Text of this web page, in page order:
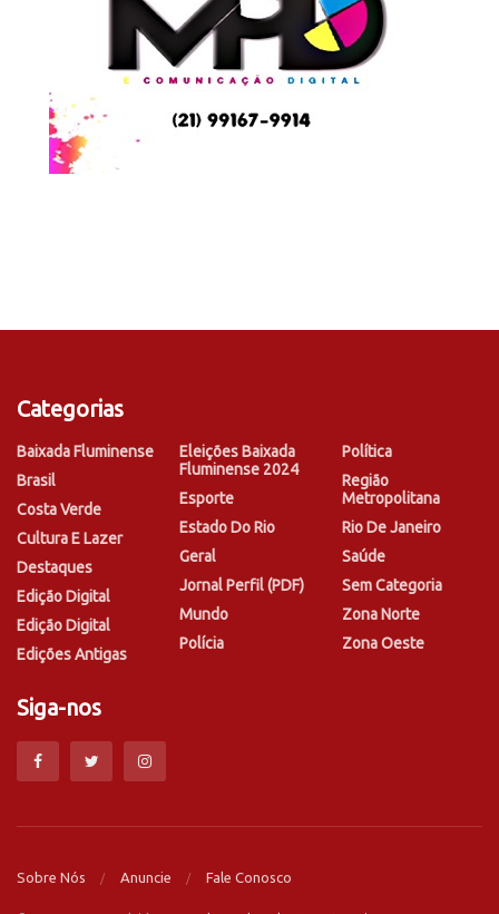
Categorias
Baixada Fluminense
Brasil
Costa Verde
Cultura E Lazer
Destaques
Edição Digital
Edição Digital
Edições Antigas
Eleições Baixada
Fluminense 2024
Esporte
Estado Do Rio
Geral
Jornal Perfil (PDF)
Mundo
Polícia
Política
Região
Metropolitana
Rio De Janeiro
Saúde
Sem Categoria
Zona Norte
Zona Oeste
Siga-nos
Sobre Nós Anuncie Fale Conosco